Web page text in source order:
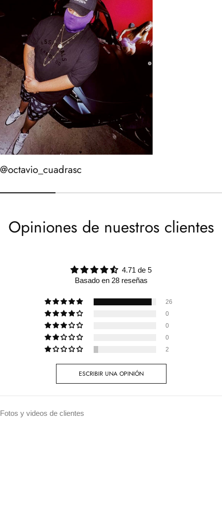
@octavio_cuadrasc
Opiniones de nuestros clientes
4.71 de 5
Basado en 28 reseñas
26
0
0
0
2
ESCRIBIR UNA OPINIÓN
Fotos y videos de clientes